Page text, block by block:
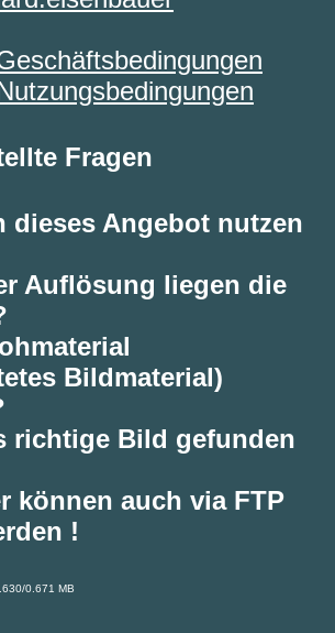
Fragen
dieses Angebot nutzen
Auflösung liegen die
Bildmaterial)
richtige Bild gefunden
können auch via FTP
!
0.671 MB